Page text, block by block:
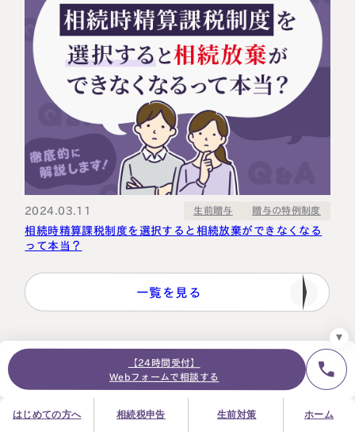
【24時間受付】
Webフォームで相談する
はじめての方へ 相続税申告 生前対策 ホーム
0120-80-2929
9:00～18:00 (土日祝日除く)
LINE友だち追加
24時間オンライン受付
面談の予約はこちら
お知らせ採用サイト
2024.03.11 生前贈与 贈与の特例制度
相続時精算課税制度を選択すると相続放棄ができなくなる
って本当？
一覧を見る
月間人気ランキング
土地の相続税評価額の計算を日本一わかりやす
く解説しました